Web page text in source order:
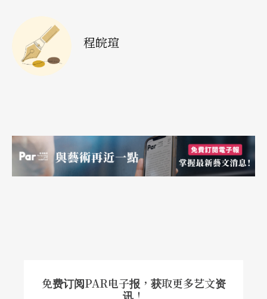
唤大小姐起床，此时红悠智露的脸被同步投影到舞
台天幕。曾经来台演出的列宁广场剧院《哈姆雷
明快的节奏、赏心悦目的演员，纵使剧情薄弱，结
局牵强，导演手法欠缺整体性，但，So What？宝
《军官与绅士》的舞台剧，二○一二年再次向好莱
程皖瑄
免费订阅PAR电子报，获取更多艺文资
讯！